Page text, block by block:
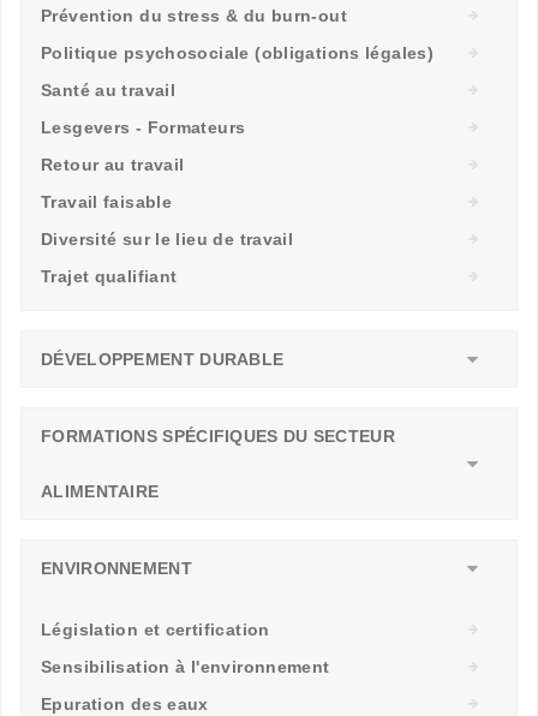
Prévention du stress & du burn-out
Politique psychosociale (obligations légales)
Santé au travail
Lesgevers - Formateurs
Retour au travail
Travail faisable
Diversité sur le lieu de travail
Trajet qualifiant
DÉVELOPPEMENT DURABLE
FORMATIONS SPÉCIFIQUES DU SECTEUR
ALIMENTAIRE
ENVIRONNEMENT
Législation et certification
Sensibilisation à l'environnement
Epuration des eaux